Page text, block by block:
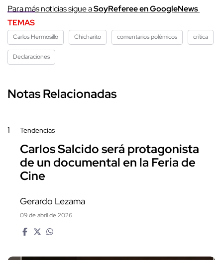
Para más noticias sigue aSoyReferee en GoogleNews
TEMAS
Carlos Hermosillo Chicharito comentarios polémicos crítica
Declaraciones
Notas Relacionadas
1 Tendencias
Carlos Salcido será protagonista
de un documental en la Feria de
Cine
Gerardo Lezama
09 de abril de 2026